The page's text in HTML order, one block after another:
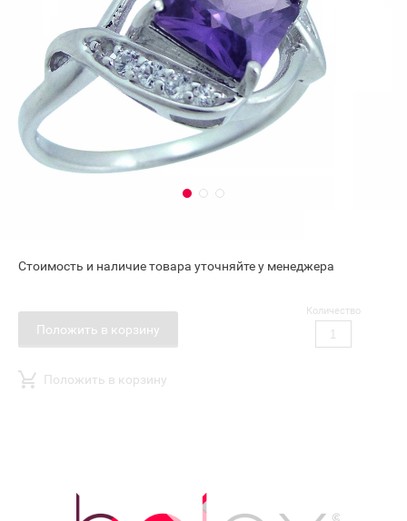
Стоимость и наличие товара уточняйте у менеджера
Положить в корзину
Количество
Положить в корзину